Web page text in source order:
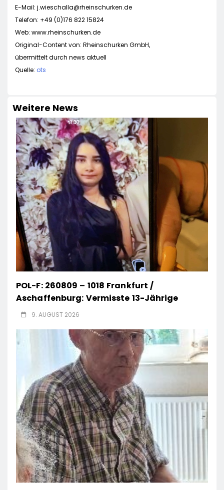
E-Mail: j.wieschalla@rheinschurken.de
Telefon: +49 (0)176 822 15824
Web: www.rheinschurken.de
Original-Content von: Rheinschurken GmbH,
übermittelt durch news aktuell
Quelle: ots
Weitere News
POL-F: 260809 – 1018 Frankfurt /
Aschaffenburg: Vermisste 13-Jährige
9. AUGUST 2026